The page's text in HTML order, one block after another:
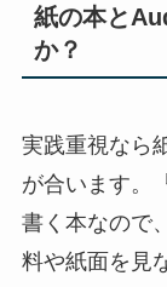
紙の本と
か？
実践重視なら
が合います。
書く本なので
料や紙面を見